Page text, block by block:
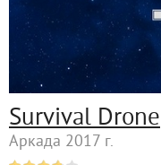
Survival Drone
Аркада 2017 г.